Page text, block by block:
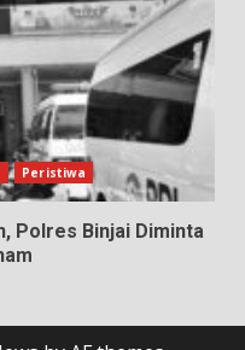
Peristiwa
Polres Binjai Diminta